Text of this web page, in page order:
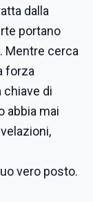
dalla
portano
Mentre cerca
forza
chiave di
abbia mai
vero posto.